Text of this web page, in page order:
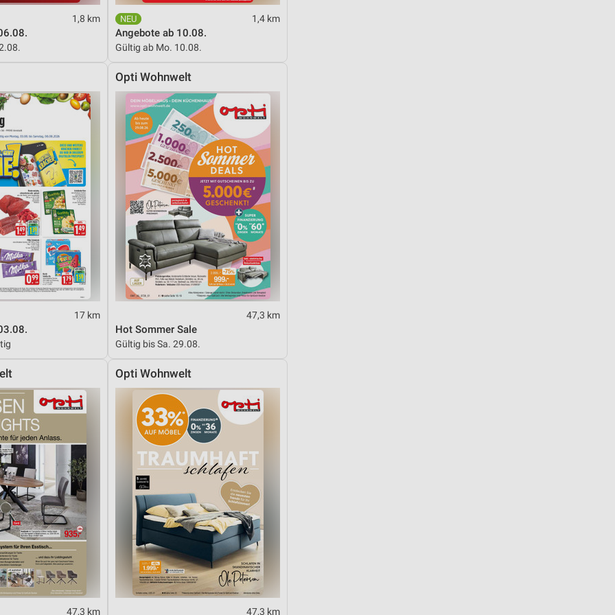
1,8 km 1,4 km
Angebote ab 10.08.
Gültig ab Mo. 10.08.
17 km
Opti Wohnwelt
47,3 km
Hot Sommer Sale
Gültig bis Sa. 29.08.
47,3 km
Opti Wohnwelt
47,3 km
Daten aus verschiedenen